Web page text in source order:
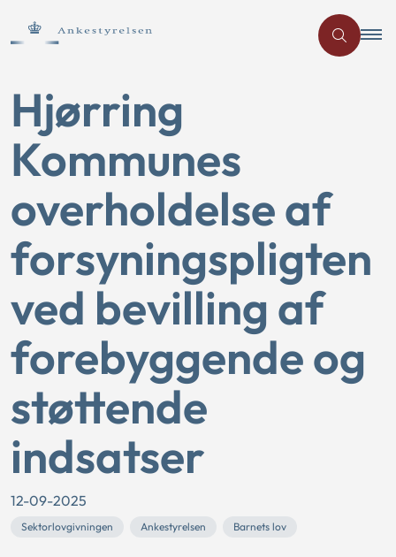
Hjørring
Kommunes
overholdelse af
forsyningspligten
ved bevilling af
forebyggende og
støttende
indsatser
12-09-2025
Sektorlovgivningen Ankestyrelsen Barnets lov